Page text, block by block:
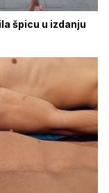
špicu u izdanju